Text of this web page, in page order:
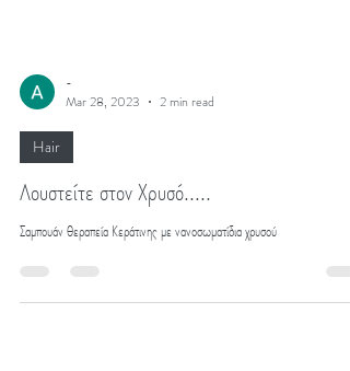
Mar 28, 2023
Λουστείτε στον Χρυσό.....
Σαμπουάν θεραπεία Κεράτινης με νανοσωματίδια χρυσού